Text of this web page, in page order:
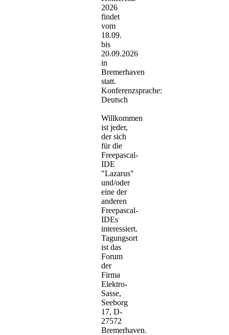
2026
findet
vom
18.09.
bis
20.09.2026
in
Bremerhaven
statt.
Konferenzsprache:
Deutsch
Willkommen
ist jeder,
der sich
für die
Freepascal-
IDE
"Lazarus"
und/oder
eine der
anderen
Freepascal-
IDEs
interessiert.
Tagungsort
ist das
Forum
der
Firma
Elektro-
Sasse,
Seeborg
17, D-
27572
Bremerhaven.